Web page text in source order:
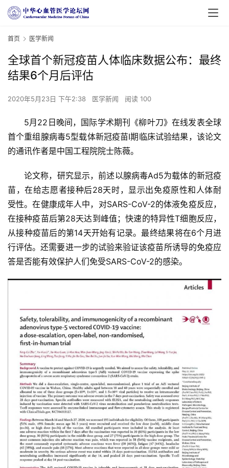
首页 医学新闻
全球首个新冠疫苗人体临床数据公布：最终
结果6个月后评估
2020年5月23日 下午2:38 医学新闻 阅读 100
5月22日晚间，国际学术期刊《柳叶刀》在线发表全球
首个重组腺病毒5型载体新冠疫苗I期临床试验结果，该论文
的通讯作者是中国工程院院士陈薇。
论文称，研究显示，前述以腺病毒Ad5为载体的新冠疫
苗，在给志愿者接种后28天时，显示出免疫原性和人体耐
受性。在健康成年人中，对SARS-CoV-2的体液免疫反应，
在接种疫苗后第28天达到峰值；快速的特异性T细胞反应，
从接种疫苗后的第14天开始有记录。最终结果将在6个月进
行评估。还需要进一步的试验来验证该疫苗所诱导的免疫应
答是否能有效保护人们免受SARS-CoV-2的感染。